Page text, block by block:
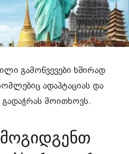
გამოწვევები ხშირად
ადაპტაციას და
მოითხოვს.